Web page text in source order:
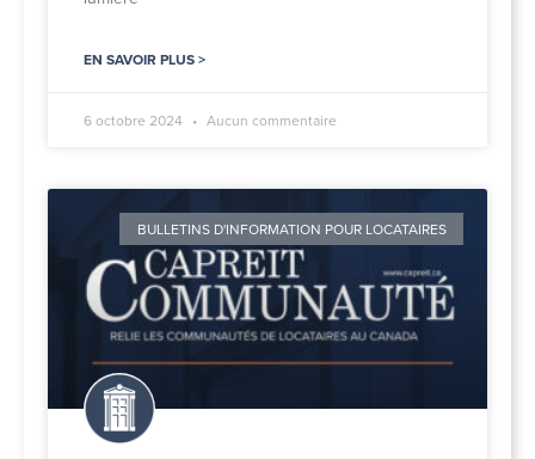
EN SAVOIR PLUS >
6 octobre 2024 Aucun commentaire
BULLETINS D'INFORMATION POUR LOCATAIRES